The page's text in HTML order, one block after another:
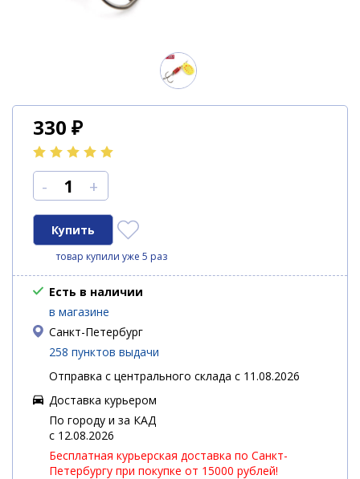
330 ₽
- +
товар купили уже 5 раз
Есть в наличии
в магазине
Санкт-Петербург
258 пунктов выдачи
Отправка с центрального склада с 11.08.2026
Доставка курьером
По городу и за КАД
c 12.08.2026
Бесплатная курьерская доставка по Санкт-
Петербургу при покупке от 15000 рублей!